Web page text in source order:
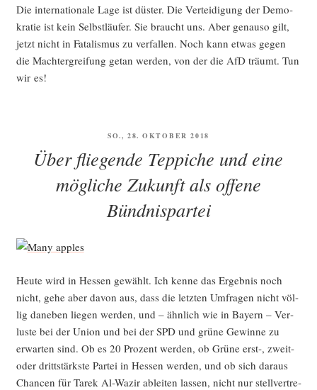
Die inter­na­tio­na­le Lage ist düs­ter. Die Ver­tei­di­gung der Demo­
kra­tie ist kein Selbst­läu­fer. Sie braucht uns. Aber genau­so gilt,
jetzt nicht in Fata­lis­mus zu ver­fal­len. Noch kann etwas gegen
die Macht­er­grei­fung getan wer­den, von der die AfD träumt. Tun
wir es!
VERÖFFENTLICHT
SO., 28. OKTOBER 2018
Über fliegende Teppiche und eine
mögliche Zukunft als offene
Bündnispartei
Heu­te wird in Hes­sen gewählt. Ich ken­ne das Ergeb­nis noch
nicht, gehe aber davon aus, dass die letz­ten Umfra­gen nicht völ­
lig dane­ben lie­gen wer­den, und – ähn­lich wie in Bay­ern – Ver­
lus­te bei der Uni­on und bei der SPD und grü­ne Gewin­ne zu
erwar­ten sind. Ob es 20 Pro­zent wer­den, ob Grü­ne erst‑, zweit-
oder dritt­stärks­te Par­tei in Hes­sen wer­den, und ob sich dar­aus
Chan­cen für Tarek Al-Wazir ablei­ten las­sen, nicht nur stell­ver­tre­